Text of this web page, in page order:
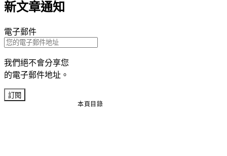
本頁目錄
新文章通知
電子郵件
我們絕不會分享您
的電子郵件地址。
訂閱